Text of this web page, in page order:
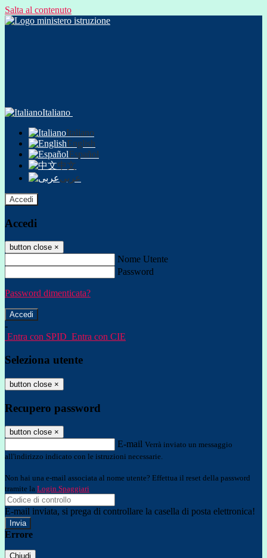
Salta al contenuto
Italiano
Italiano
English
Español
中文
عربى
Accedi
Accedi
button close ×
Nome Utente
Password
Password dimenticata?
-
Entra con SPID Entra con CIE
Seleziona utente
button close ×
Recupero password
button close ×
E-mail Verrà inviato un messaggio
all'indirizzo indicato con le istruzioni necessarie.
Non hai una e-mail associata al nome utente? Effettua il reset della password
tramite la Login Spaggiari
E-mail inviata, si prega di controllare la casella di posta elettronica!
Errore
Chiudi